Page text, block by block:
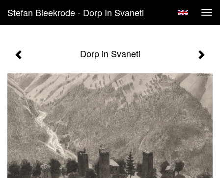
Stefan Bleekrode - Dorp In Svaneti
Dorp in Svaneti